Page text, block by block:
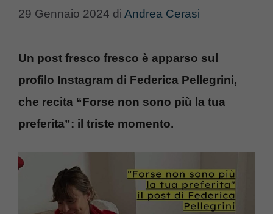
29 Gennaio 2024 di Andrea Cerasi
Un post fresco fresco è apparso sul
profilo Instagram di Federica Pellegrini,
che recita “Forse non sono più la tua
preferita”: il triste momento.